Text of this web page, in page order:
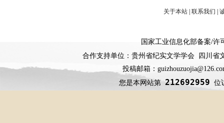
关于本站| 联系我们 |
国家工业信息化部备案/许
合作支持单位：贵州省纪实文学学会 四川
投稿邮箱：
您是本网站第212692959